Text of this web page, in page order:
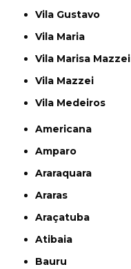
Vila Gustavo
Vila Maria
Vila Marisa Mazzei
Vila Mazzei
Vila Medeiros
Americana
Amparo
Araraquara
Araras
Araçatuba
Atibaia
Bauru